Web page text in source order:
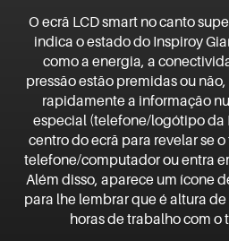
O ecrã LCD smart no canto
indica o estado do Inspiroy
como a energia, a
pressão estão premidas ou
rapidamente a informação
especial (telefone/logótipo da
centro do ecrã para revelar se
telefone/computador ou entra
Além disso, aparece um ícone
para lhe lembrar que é altura
horas de trabalho com o